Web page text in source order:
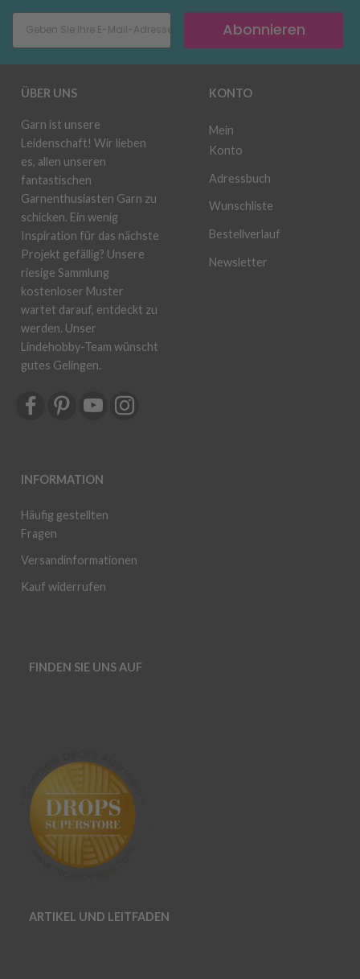
Abonnieren
ÜBER UNS
Garn ist unsere
Leidenschaft! Wir lieben
es, allen unseren
fantastischen
Garnenthusiasten Garn zu
schicken. Ein wenig
Inspiration für das nächste
Projekt gefällig? Unsere
riesige Sammlung
kostenloser Muster
wartet darauf, entdeckt zu
werden. Unser
Lindehobby-Team wünscht
gutes Gelingen.
INFORMATION
Häufig gestellten
Fragen
Versandinformationen
Kauf widerrufen
KONTO
Mein
Konto
Adressbuch
Wunschliste
Bestellverlauf
Newsletter
FINDEN SIE UNS AUF
ARTIKEL UND LEITFADEN